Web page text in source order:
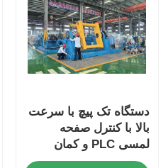
دستگاه تک پیچ با سرعت
بالا با کنترل صفحه
لمسی PLC و کمان
چرخشی فیبر کربن